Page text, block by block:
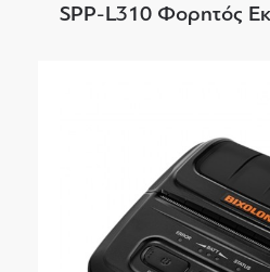
SPP-L310 Φορητός